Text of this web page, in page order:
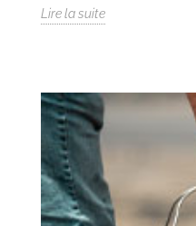
Lire la suite